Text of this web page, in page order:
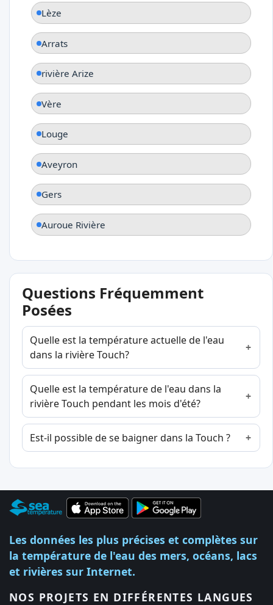
Lèze
Arrats
rivière Arize
Vère
Louge
Aveyron
Gers
Auroue Rivière
Questions Fréquemment
Posées
Quelle est la température actuelle de l'eau
dans la rivière Touch?
Quelle est la température de l'eau dans la
rivière Touch pendant les mois d'été?
Est-il possible de se baigner dans la Touch ?
Les données les plus précises et complètes sur
la température de l'eau des mers, océans, lacs
et rivières sur Internet.
NOS PROJETS EN DIFFÉRENTES LANGUES